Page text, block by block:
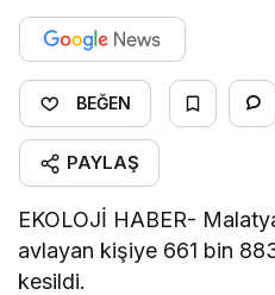
BEĞEN
PAYLAŞ
EKOLOJİ HABER-
avlayan kişiye 661 bin
kesildi.